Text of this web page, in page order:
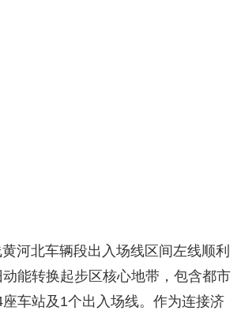
河北车辆段出入场线区间左线顺利
能转换起步区核心地带，包含都市
车站及1个出入场线。作为连接济